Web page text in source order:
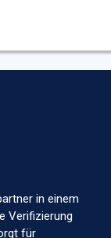
in einem
Verifizierung
für